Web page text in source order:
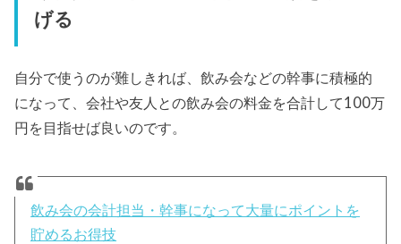
げる
自分で使うのが難しきれば、飲み会などの幹事に積極的
になって、会社や友人との飲み会の料金を合計して100万
円を目指せば良いのです。
飲み会の会計担当・幹事になって大量にポイントを
貯めるお得技